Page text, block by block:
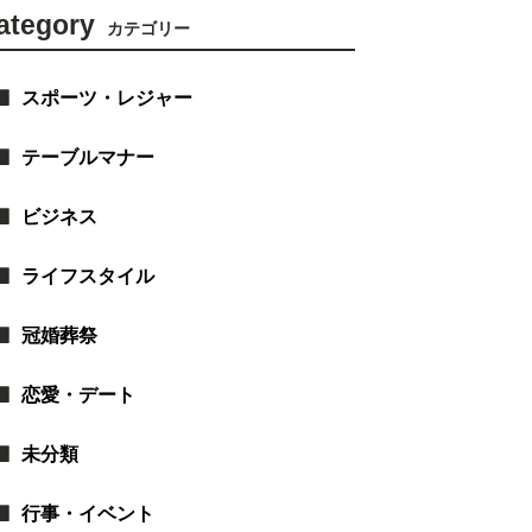
カテゴリー
スポーツ・レジャー
テーブルマナー
ビジネス
ライフスタイル
冠婚葬祭
恋愛・デート
未分類
行事・イベント